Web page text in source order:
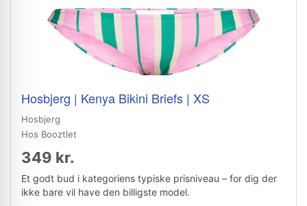
Hosbjerg | Kenya Bikini Briefs | XS
Hosbjerg
Hos Booztlet
349 kr.
Et godt bud i kategoriens typiske prisniveau – for dig der
ikke bare vil have den billigste model.